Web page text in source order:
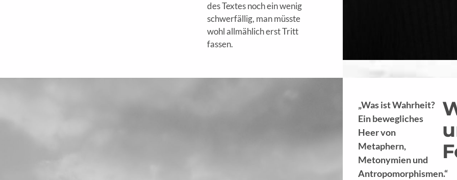
des Textes noch ein wenig
schwerfällig, man müsste
wohl allmählich erst Tritt
fassen.
„Was ist Wahrheit?
Ein bewegliches
Heer von
Metaphern,
Metonymien und
Antropomorphismen.“